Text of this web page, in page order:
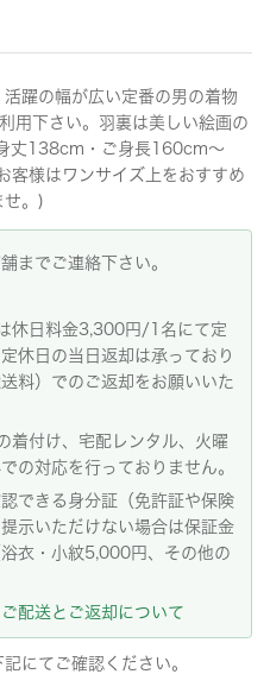
躍の幅が広い定番の男の着物
用下さい。羽裏は美しい絵画の
丈138cm・ご身長160cm〜
客様はワンサイズ上をおすすめ
せ。)
までご連絡下さい。
日料金3,300円/1名にて定
休日の当日返却は承っており
料）でのご返却をお願いいた
着付け、宅配レンタル、火曜
の対応を行っておりません。
できる身分証（免許証や保険
示いただけない場合は保証金
衣・小紋5,000円、その他の
ご配送とご返却について
にてご確認ください。